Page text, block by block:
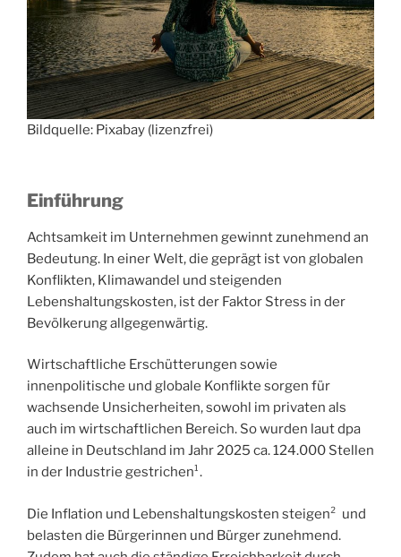
Bildquelle: Pixabay (lizenzfrei)
Einführung
Achtsamkeit im Unternehmen gewinnt zunehmend an
Bedeutung. In einer Welt, die geprägt ist von globalen
Konflikten, Klimawandel und steigenden
Lebenshaltungskosten, ist der Faktor Stress in der
Bevölkerung allgegenwärtig.
Wirtschaftliche Erschütterungen sowie
innenpolitische und globale Konflikte sorgen für
wachsende Unsicherheiten, sowohl im privaten als
auch im wirtschaftlichen Bereich. So wurden laut dpa
alleine in Deutschland im Jahr 2025 ca. 124.000 Stellen
in der Industrie gestrichen¹.
Die Inflation und Lebenshaltungskosten steigen² und
belasten die Bürgerinnen und Bürger zunehmend.